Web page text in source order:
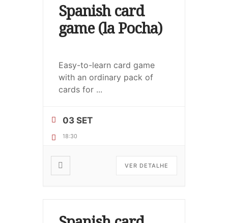
Spanish card
game (la Pocha)
Easy-to-learn card game
with an ordinary pack of
cards for ...
03 SET
18:30
VER DETALHE